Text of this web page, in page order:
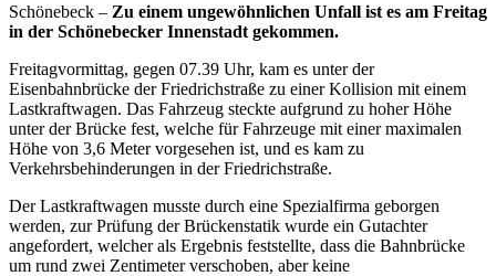
Schönebeck – Zu einem ungewöhnlichen Unfall ist es am Freitag
in der Schönebecker Innenstadt gekommen.
Freitagvormittag, gegen 07.39 Uhr, kam es unter der
Eisenbahnbrücke der Friedrichstraße zu einer Kollision mit einem
Lastkraftwagen. Das Fahrzeug steckte aufgrund zu hoher Höhe
unter der Brücke fest, welche für Fahrzeuge mit einer maximalen
Höhe von 3,6 Meter vorgesehen ist, und es kam zu
Verkehrsbehinderungen in der Friedrichstraße.
Der Lastkraftwagen musste durch eine Spezialfirma geborgen
werden, zur Prüfung der Brückenstatik wurde ein Gutachter
angefordert, welcher als Ergebnis feststellte, dass die Bahnbrücke
um rund zwei Zentimeter verschoben, aber keine